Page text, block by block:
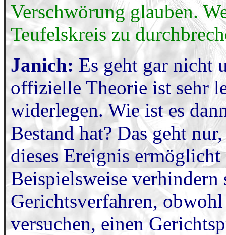
Verschwörung glauben.
Teufelskreis zu
Janich: Es geht gar nicht
offizielle Theorie ist sehr
widerlegen. Wie ist es
Bestand hat? Das geht
dieses Ereignis
Beispielsweise
Gerichtsverfahren,
versuchen, einen